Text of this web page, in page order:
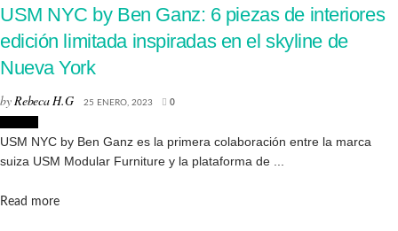
USM NYC by Ben Ganz: 6 piezas de interiores
edición limitada inspiradas en el skyline de
Nueva York
by Rebeca H.G 25 ENERO, 2023 0
USM NYC by Ben Ganz es la primera colaboración entre la marca
suiza USM Modular Furniture y la plataforma de ...
Read moreDetails